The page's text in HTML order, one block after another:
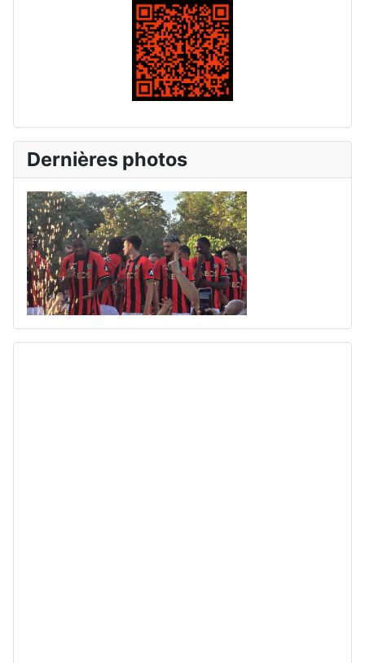
Dernières photos